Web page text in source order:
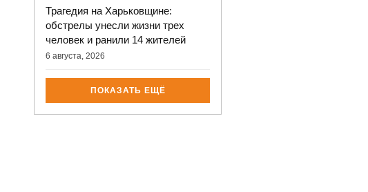
Трагедия на Харьковщине:
обстрелы унесли жизни трех
человек и ранили 14 жителей
6 августа, 2026
ПОКАЗАТЬ ЕЩЁ